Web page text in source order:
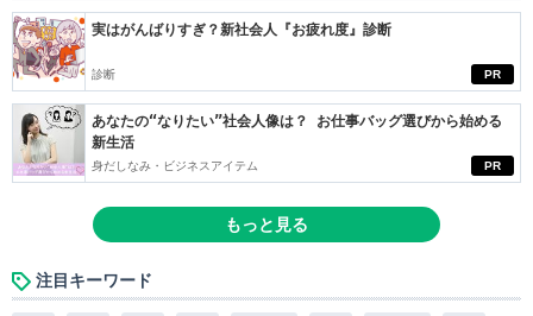
PR
実はがんばりすぎ？新社会人『お疲れ度』診断
診断
PR
あなたの“なりたい”社会人像は？ お仕事バッグ選びから始める
新生活
身だしなみ・ビジネスアイテム
もっと見る
注目キーワード